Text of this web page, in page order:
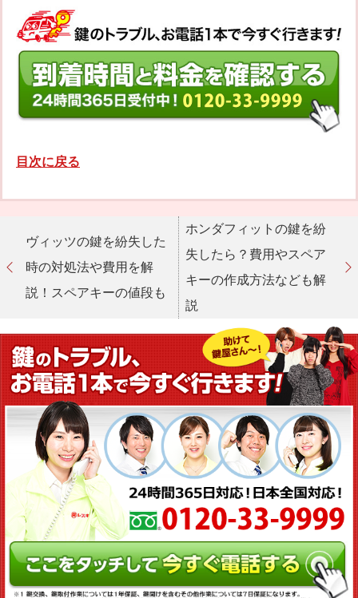
目次に戻る
ヴィッツの鍵を紛失した
時の対処法や費用を解
説！スペアキーの値段も
ホンダフィットの鍵を紛
失したら？費用やスペア
キーの作成方法なども解
説